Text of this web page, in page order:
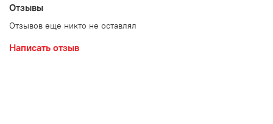
Отзывы
Отзывов еще никто не оставлял
Написать отзыв